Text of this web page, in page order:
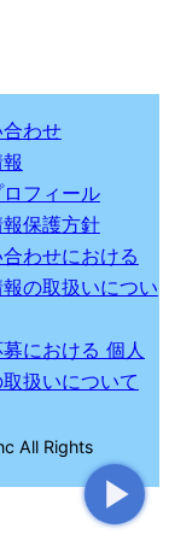
わせ
フィール
保護方針
わせにおける
の取扱いについ
における 個人
扱いについて
All Rights